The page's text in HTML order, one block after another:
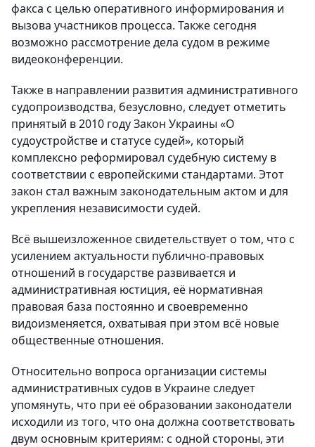
факса с целью оперативного информирования и
вызова участников процесса. Также сегодня
возможно рассмотрение дела судом в режиме
видеоконференции.
Также в направлении развития административного
судопроизводства, безусловно, следует отметить
принятый в 2010 году Закон Украины «О
судоустройстве и статусе судей», который
комплексно реформировал судебную систему в
соответствии с европейскими стандартами. Этот
закон стал важным законодательным актом и для
укрепления независимости судей.
Всё вышеизложенное свидетельствует о том, что с
усилением актуальности публично-правовых
отношений в государстве развивается и
административная юстиция, её нормативная
правовая база постоянно и своевременно
видоизменяется, охватывая при этом всё новые
общественные отношения.
Относительно вопроса организации системы
административных судов в Украине следует
упомянуть, что при её образовании законодатели
исходили из того, что она должна соответствовать
двум основным критериям: с одной стороны, эти